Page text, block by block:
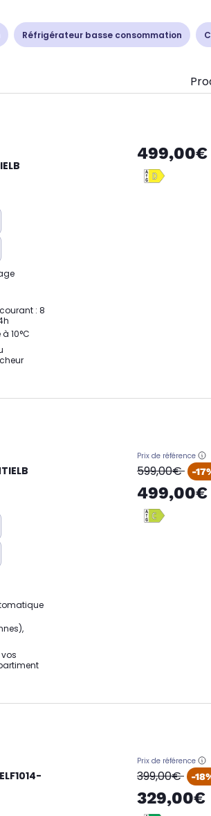
Réfrigérateur basse consommation
: 8
10°C
499,00€
Prix de référence
oldPrice
599,00€ -
499,00€
Prix de référence
oldPrice
399,00€ -
329,00€